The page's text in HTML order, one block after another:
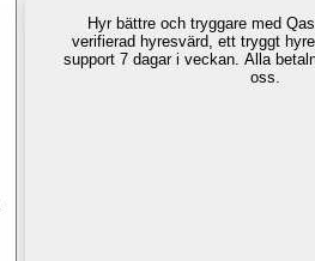
Hyr bättre och tryggare med
verifierad hyresvärd, ett tryggt
support 7 dagar i veckan. Alla
oss.